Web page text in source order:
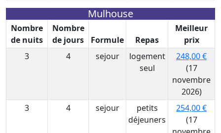
Mulhouse
Nombre
de nuits
Nombre
de jours
Formule Repas
Meilleur
prix
3
4 sejour
logement
seul
248,00 €
(17
novembre
2026)
3
4 sejour
petits
déjeuners
254,00 €
(17